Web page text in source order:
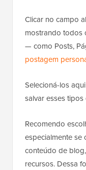
Clicar no campo
mostrando todos
— como Posts,
postagem
Selecioná-los
salvar esses
Recomendo
especialmente se
conteúdo de
recursos. Dessa